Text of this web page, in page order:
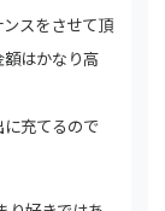
スをさせて頂
はかなり高
充てるので